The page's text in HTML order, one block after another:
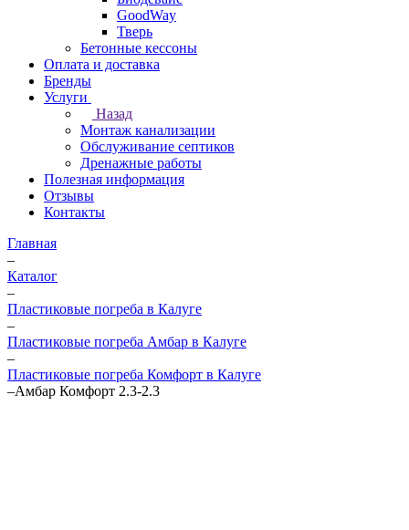
GoodWay
Тверь
Бетонные кессоны
Оплата и доставка
Бренды
Услуги
Назад
Монтаж канализации
Обслуживание септиков
Дренажные работы
Полезная информация
Отзывы
Контакты
Главная
–
Каталог
–
Пластиковые погреба в Калуге
–
Пластиковые погреба Амбар в Калуге
–
Пластиковые погреба Комфорт в Калуге
–Амбар Комфорт 2.3-2.3